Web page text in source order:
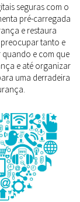
seguras com o
pré-carregada
e restaura
tanto e
quando e com que
e até organizar
uma derradeira